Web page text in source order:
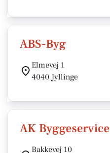
ABS-Byg
Elmevej 1
4040 Jyllinge
AK Byggeservice
Bakkevej 10